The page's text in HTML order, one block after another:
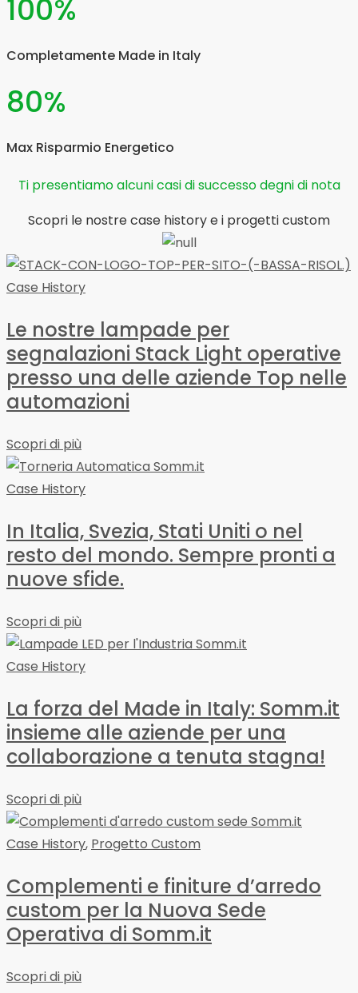
100%
Completamente Made in Italy
80%
Max Risparmio Energetico
Ti presentiamo alcuni casi di successo degni di nota
Scopri le nostre case history e i progetti custom
Case History
Le nostre lampade per
segnalazioni Stack Light operative
presso una delle aziende Top nelle
automazioni
Scopri di più
Case History
In Italia, Svezia, Stati Uniti o nel
resto del mondo. Sempre pronti a
nuove sfide.
Scopri di più
Case History
La forza del Made in Italy: Somm.it
insieme alle aziende per una
collaborazione a tenuta stagna!
Scopri di più
Case History, Progetto Custom
Complementi e finiture d’arredo
custom per la Nuova Sede
Operativa di Somm.it
Scopri di più